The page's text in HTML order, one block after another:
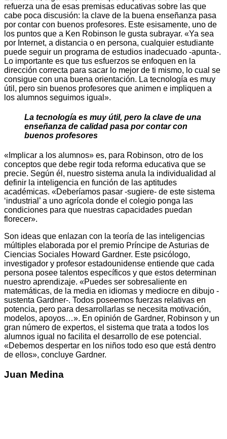
refuerza una de esas premisas educativas sobre las que
cabe poca discusión: la clave de la buena enseñanza pasa
por contar con buenos profesores. Este esisamente, uno de
los puntos que a Ken Robinson le gusta subrayar. «Ya sea
por Internet, a distancia o en persona, cualquier estudiante
puede seguir un programa de estudios inadecuado -apunta-.
Lo importante es que tus esfuerzos se enfoquen en la
dirección correcta para sacar lo mejor de ti mismo, lo cual se
consigue con una buena orientación. La tecnología es muy
útil, pero sin buenos profesores que animen e impliquen a
los alumnos seguimos igual».
La tecnología es muy útil, pero la clave de una
enseñanza de calidad pasa por contar con
buenos profesores
«Implicar a los alumnos» es, para Robinson, otro de los
conceptos que debe regir toda reforma educativa que se
precie. Según él, nuestro sistema anula la individualidad al
definir la inteligencia en función de las aptitudes
académicas. «Deberíamos pasar -sugiere- de este sistema
‘industrial’ a uno agrícola donde el colegio ponga las
condiciones para que nuestras capacidades puedan
florecer».
Son ideas que enlazan con la teoría de las inteligencias
múltiples elaborada por el premio Príncipe de Asturias de
Ciencias Sociales Howard Gardner. Este psicólogo,
investigador y profesor estadounidense entiende que cada
persona posee talentos específicos y que estos determinan
nuestro aprendizaje. «Puedes ser sobresaliente en
matemáticas, de la media en idiomas y mediocre en dibujo -
sustenta Gardner-. Todos poseemos fuerzas relativas en
potencia, pero para desarrollarlas se necesita motivación,
modelos, apoyos…». En opinión de Gardner, Robinson y un
gran número de expertos, el sistema que trata a todos los
alumnos igual no facilita el desarrollo de ese potencial.
«Debemos despertar en los niños todo eso que está dentro
de ellos», concluye Gardner.
Juan Medina